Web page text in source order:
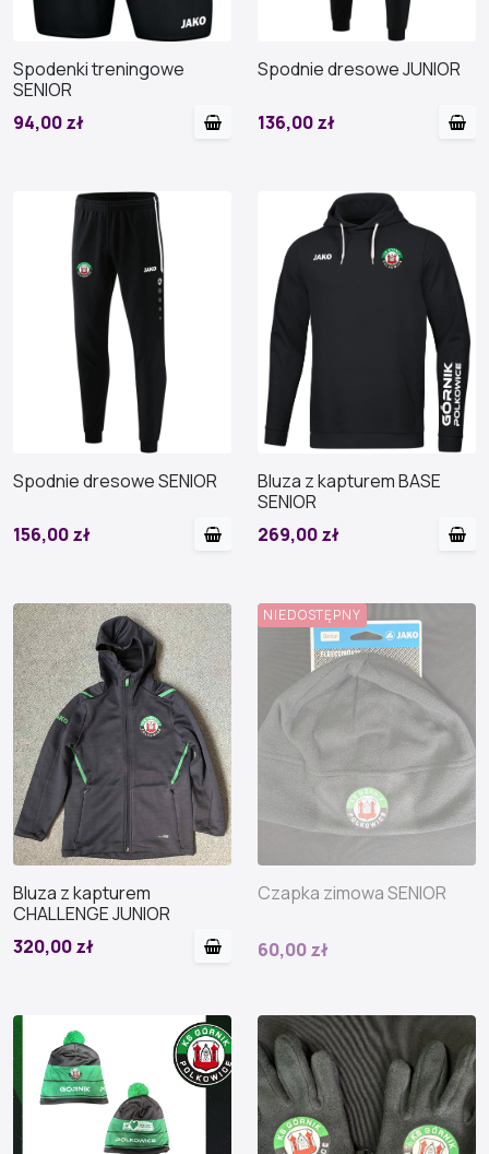
Spodenki treningowe
SENIOR
94,00 zł
Spodnie dresowe JUNIOR
136,00 zł
Spodnie dresowe SENIOR
156,00 zł
Bluza z kapturem BASE
SENIOR
269,00 zł
Bluza z kapturem
CHALLENGE JUNIOR
320,00 zł
NIEDOSTĘPNY
Czapka zimowa SENIOR
60,00 zł